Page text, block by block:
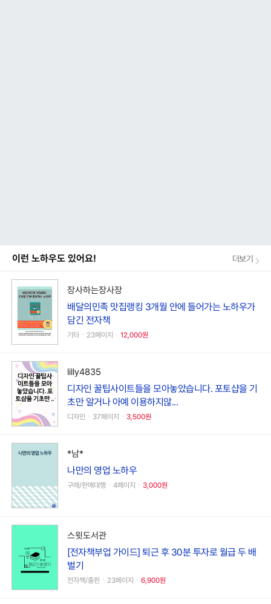
이런 노하우도 있어요! 더보기
장사하는장사장
배달의민족 맛집랭킹 3개월 안에 들어가는 노하우가
담긴 전자책
기타ㆍ23페이지ㆍ 12,000원
lilly4835
디자인 꿀팁사이트들을 모아놓았습니다. 포토샵을 기
초만 알거나 아예 이용하지않...
디자인ㆍ37페이지ㆍ 3,500원
*남*
나만의 영업 노하우
구매/판매대행ㆍ4페이지ㆍ 3,000원
스윗도서관
[전자책부업 가이드] 퇴근 후 30분 투자로 월급 두 배
벌기
전자책/출판ㆍ23페이지ㆍ 6,900원